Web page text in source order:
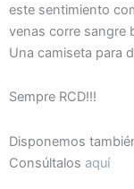
este sentimiento
venas corre sangre
Una camiseta para
Sempre RCD!!!
Disponemos
Consúltalos aquí